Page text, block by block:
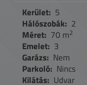
Kerület: 5
Hálószobák: 2
Méret: 70 m2
Emelet: 3
Garázs: Nem
Parkoló: Nincs
Kilátás: Udvar